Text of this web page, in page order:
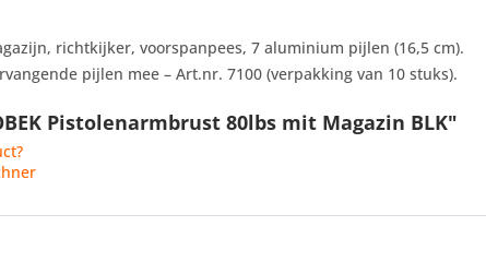
richtkijker, voorspanpees, 7 aluminium pijlen (16,5 cm).
pijlen mee – Art.nr. 7100 (verpakking van 10 stuks).
Pistolenarmbrust 80lbs mit Magazin BLK"